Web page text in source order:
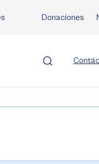
Donaciones